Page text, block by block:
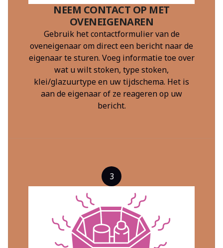
NEEM CONTACT OP MET
OVENEIGENAREN
Gebruik het contactformulier van de
oveneigenaar om direct een bericht naar de
eigenaar te sturen. Voeg informatie toe over
wat u wilt stoken, type stoken,
klei/glazuurtype en uw tijdschema. Het is
aan de eigenaar of ze reageren op uw
bericht.
3